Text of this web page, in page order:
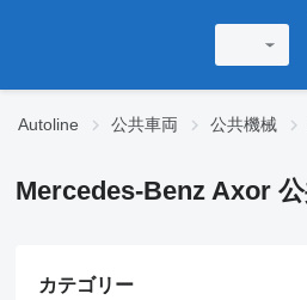
Autoline 公共車両 公共機械
Mercedes-Benz Axor
カテゴリー